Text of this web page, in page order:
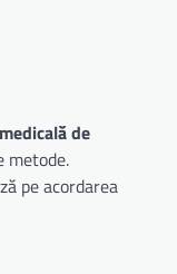
de
metode.
pe acordarea